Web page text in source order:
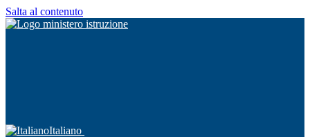
Salta al contenuto
Italiano